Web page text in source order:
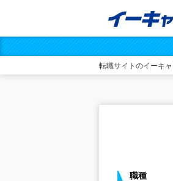
転職サイトのイーキ
職種